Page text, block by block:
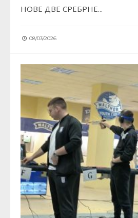
НОВЕ ДВЕ СРЕБРНЕ...
08/03/2026